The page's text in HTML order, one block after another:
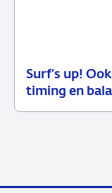
Surf’s up!
timing en
05
Blog